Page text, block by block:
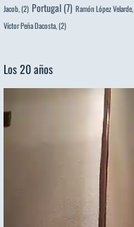
Jacob,(2) Portugal (7) Ramón López Velarde,
Víctor Peña Dacosta,(2)
Los 20 años
de
vídeo